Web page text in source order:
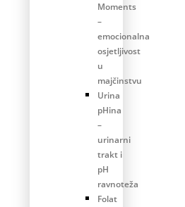
Moments
–
emocionalna
osjetljivost
u
majčinstvu
Urina
pHina
–
urinarni
trakt i
pH
ravnoteža
Folat